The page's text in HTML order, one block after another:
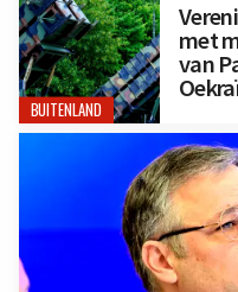
BUITENLAND
met
van